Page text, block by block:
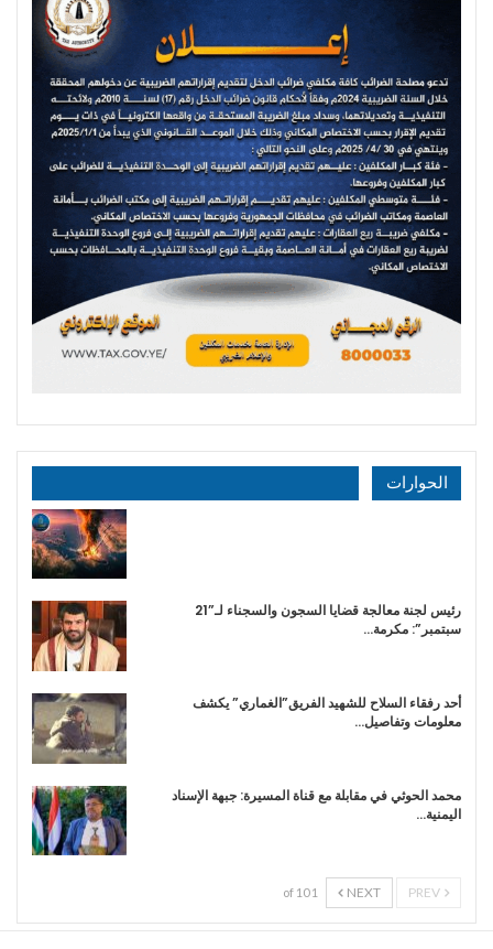
الحوارات
رئيس لجنة معالجة قضايا السجون والسجناء لـ”21
سبتمبر”: مكرمة…
أحد رفقاء السلاح للشهيد الفريق”الغماري” يكشف
معلومات وتفاصيل…
محمد الحوثي في مقابلة مع قناة المسيرة: جبهة الإسناد
اليمنية…
NEXT
1 of 10